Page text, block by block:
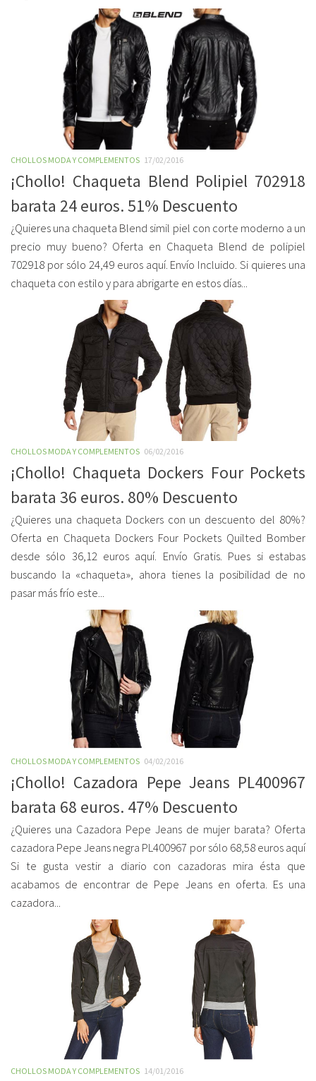
CHOLLOS MODA Y COMPLEMENTOS 17/02/2016
¡Chollo! Chaqueta Blend Polipiel 702918
barata 24 euros. 51% Descuento
¿Quieres una chaqueta Blend simil piel con corte moderno a un
precio muy bueno? Oferta en Chaqueta Blend de polipiel
702918 por sólo 24,49 euros aquí. Envío Incluido. Si quieres una
chaqueta con estilo y para abrigarte en estos días...
CHOLLOS MODA Y COMPLEMENTOS 06/02/2016
¡Chollo! Chaqueta Dockers Four Pockets
barata 36 euros. 80% Descuento
¿Quieres una chaqueta Dockers con un descuento del 80%?
Oferta en Chaqueta Dockers Four Pockets Quilted Bomber
desde sólo 36,12 euros aquí. Envío Gratis. Pues si estabas
buscando la «chaqueta», ahora tienes la posibilidad de no
pasar más frío este...
CHOLLOS MODA Y COMPLEMENTOS 04/02/2016
¡Chollo! Cazadora Pepe Jeans PL400967
barata 68 euros. 47% Descuento
¿Quieres una Cazadora Pepe Jeans de mujer barata? Oferta
cazadora Pepe Jeans negra PL400967 por sólo 68,58 euros aquí
Si te gusta vestir a diario con cazadoras mira ésta que
acabamos de encontrar de Pepe Jeans en oferta. Es una
cazadora...
CHOLLOS MODA Y COMPLEMENTOS 14/01/2016